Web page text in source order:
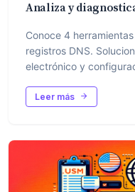
Analiza y
Conoce 4
registros DNS.
electrónico y
Leer más